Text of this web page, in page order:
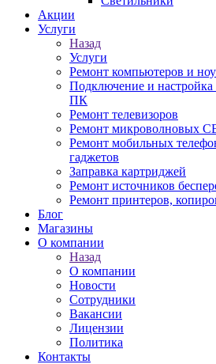
Акции
Услуги
Назад
Услуги
Ремонт компьютеров и
Подключение и настройка
ПК
Ремонт телевизоров
Ремонт микроволновых
Ремонт мобильных
гаджетов
Заправка картриджей
Ремонт источников
Ремонт принтеров,
Блог
Магазины
О компании
Назад
О компании
Новости
Сотрудники
Вакансии
Лицензии
Политика
Контакты